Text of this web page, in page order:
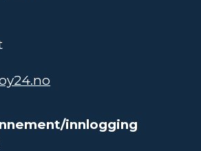
innlogging